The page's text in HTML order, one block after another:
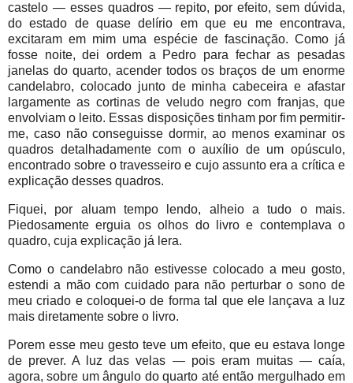
castelo — esses quadros — repito, por efeito, sem dúvida,
do estado de quase delírio em que eu me encontrava,
excitaram em mim uma espécie de fascinação. Como já
fosse noite, dei ordem a Pedro para fechar as pesadas
janelas do quarto, acender todos os braços de um enorme
candelabro, colocado junto de minha cabeceira e afastar
largamente as cortinas de veludo negro com franjas, que
envolviam o leito. Essas disposições tinham por fim permitir-
me, caso não conseguisse dormir, ao menos examinar os
quadros detalhadamente com o auxílio de um opúsculo,
encontrado sobre o travesseiro e cujo assunto era a crítica e
explicação desses quadros.
Fiquei, por aluam tempo lendo, alheio a tudo o mais.
Piedosamente erguia os olhos do livro e contemplava o
quadro, cuja explicação já lera.
Como o candelabro não estivesse colocado a meu gosto,
estendi a mão com cuidado para não perturbar o sono de
meu criado e coloquei-o de forma tal que ele lançava a luz
mais diretamente sobre o livro.
Porem esse meu gesto teve um efeito, que eu estava longe
de prever. A luz das velas — pois eram muitas — caía,
agora, sobre um ângulo do quarto até então mergulhado em